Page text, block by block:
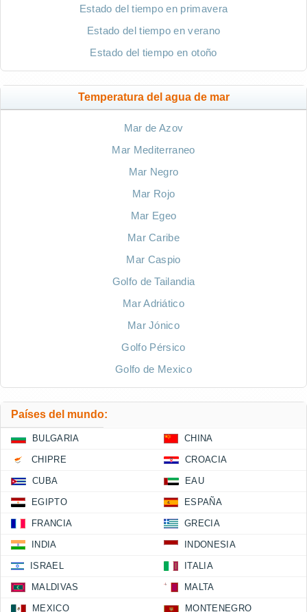
Estado del tiempo en primavera
Estado del tiempo en verano
Estado del tiempo en otoño
Temperatura del agua de mar
Mar de Azov
Mar Mediterraneo
Mar Negro
Mar Rojo
Mar Egeo
Mar Caribe
Mar Caspio
Golfo de Tailandia
Mar Adriático
Mar Jónico
Golfo Pérsico
Golfo de Mexico
Países del mundo:
BULGARIA CHINA
CHIPRE CROACIA
CUBA EAU
EGIPTO ESPAÑA
FRANCIA GRECIA
INDIA INDONESIA
ISRAEL ITALIA
MALDIVAS MALTA
MEXICO MONTENEGRO